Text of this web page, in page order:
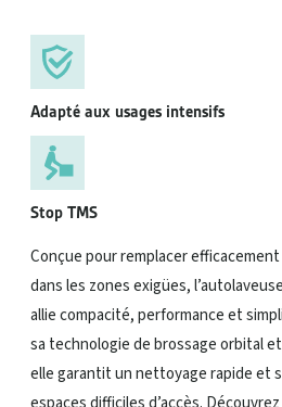
Adapté aux usages intensifs
Stop TMS
Conçue pour remplacer
dans les zones exigües,
allie compacité, performance et
sa technologie de brossage orbital
elle garantit un nettoyage rapide et